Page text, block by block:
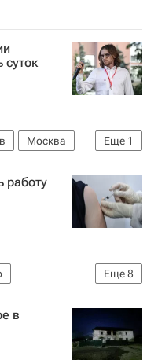
суток
Еще 1
Москва
работу
Еще8
в